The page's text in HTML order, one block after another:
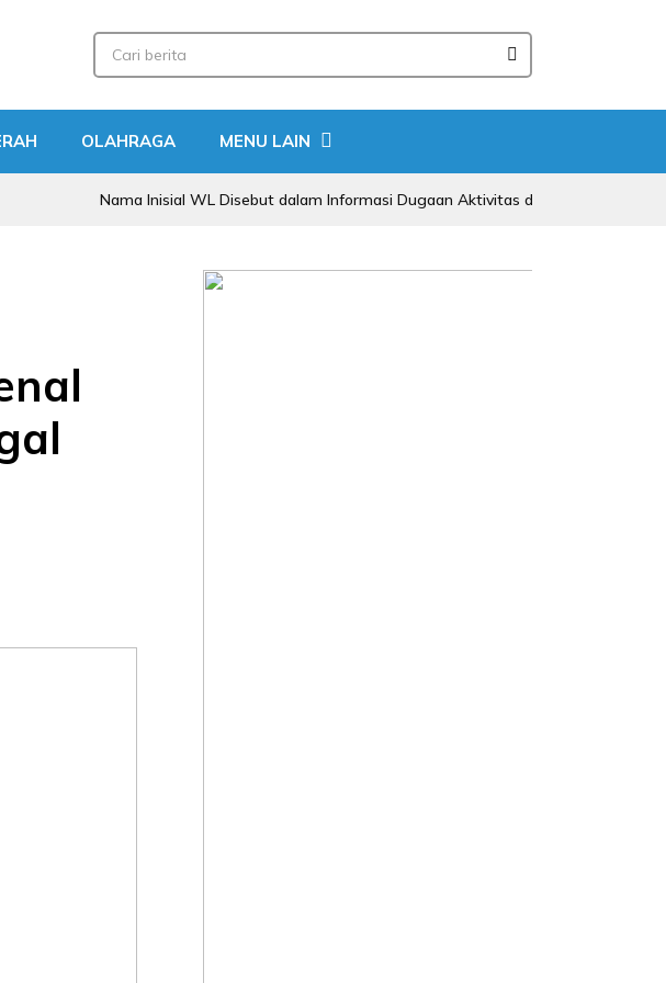
OLAHRAGA MENU LAIN
Nama Inisial WL Disebut dalam Informasi Dugaan Aktivitas di Pantai Zore, Bea Cukai